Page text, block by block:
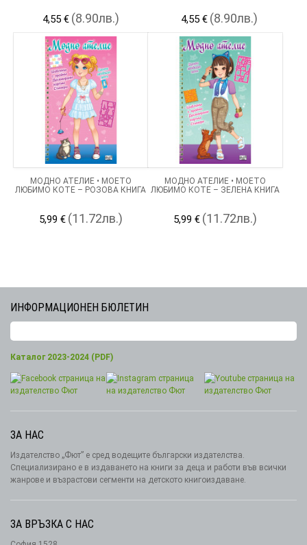
4,55 € (8.90лв.) 4,55 € (8.90лв.)
МОДНО АТЕЛИЕ • МОЕТО
ЛЮБИМО КОТЕ – РОЗОВА КНИГА
5,99 € (11.72лв.)
МОДНО АТЕЛИЕ • МОЕТО
ЛЮБИМО КОТЕ – ЗЕЛЕНА КНИГА
5,99 € (11.72лв.)
ИНФОРМАЦИОНЕН БЮЛЕТИН
Каталог 2023-2024 (PDF)
ЗА НАС
Издателство „Фют” е сред водещите български издателства.
Специализирано е в издаването на книги за деца и работи във всички
жанрове и възрастови сегменти на детското книгоиздаване.
ЗА ВРЪЗКА С НАС